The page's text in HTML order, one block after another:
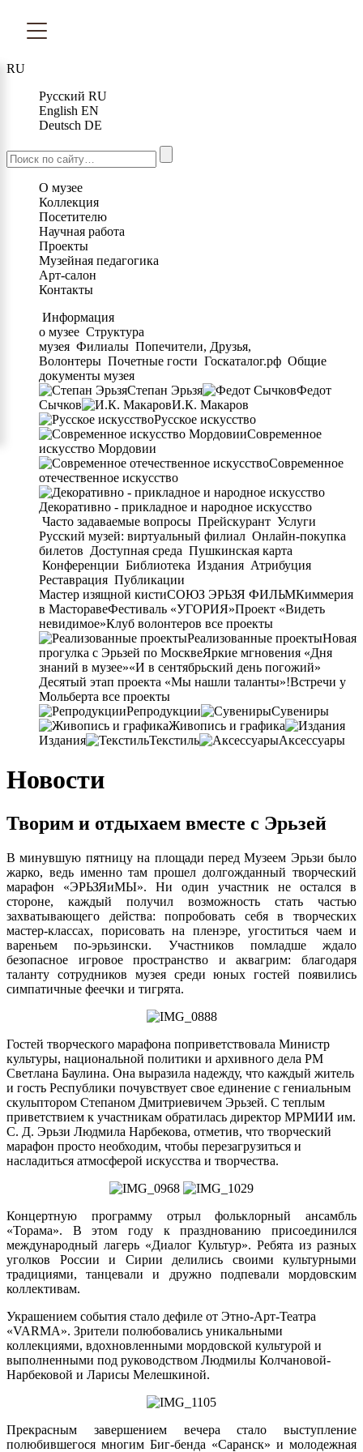
RU
Русский RU
English EN
Deutsch DE
О музее
Коллекция
Посетителю
Научная работа
Проекты
Музейная педагогика
Арт-салон
Контакты
Информация
о музее Структура
музея Филиалы Попечители, Друзья,
Волонтеры Почетные гости Госкаталог.рф Общие
документы музея
Степан Эрьзя
Федот
Сычков
И.К. Макаров
Русское искусство
Современное
искусство Мордовии
Современное
отечественное искусство
Декоративно - прикладное и народное искусство
Часто задаваемые вопросы Прейскурант Услуги
Русский музей: виртуальный филиал Онлайн-покупка
билетов Доступная среда Пушкинская карта
Конференции Библиотека Издания Атрибуция
Реставрация Публикации
Мастер изящной кистиСОЮЗ ЭРЬЗЯ ФИЛЬМКиммерия
в МасторавеФестиваль «УГОРИЯ»Проект «Видеть
невидимое»Клуб волонтеров все проекты
Реализованные проектыНовая
прогулка с Эрьзей по МосквеЯркие мгновения «Дня
знаний в музее»«И в сентябрьский день погожий»
Десятый этап проекта «Мы нашли таланты»!Встречи у
Мольберта все проекты
Репродукции
Сувениры
Живопись и графика
Издания
Текстиль Аксессуары
Новости
Творим и отдыхаем вместе с Эрьзей
В минувшую пятницу на площади перед Музеем Эрьзи было
жарко, ведь именно там прошел долгожданный творческий
марафон «ЭРЬЗЯиМЫ». Ни один участник не остался в
стороне, каждый получил возможность стать частью
захватывающего действа: попробовать себя в творческих
мастер-классах, порисовать на пленэре, угоститься чаем и
вареньем по-эрьзински. Участников помладше ждало
безопасное игровое пространство и аквагрим: благодаря
таланту сотрудников музея среди юных гостей появились
симпатичные феечки и тигрята.
Гостей творческого марафона поприветствовала Министр
культуры, национальной политики и архивного дела РМ
Светлана Баулина. Она выразила надежду, что каждый житель
и гость Республики почувствует свое единение с гениальным
скульптором Степаном Дмитриевичем Эрьзей. С теплым
приветствием к участникам обратилась директор МРМИИ им.
С. Д. Эрьзи Людмила Нарбекова, отметив, что творческий
марафон просто необходим, чтобы перезагрузиться и
насладиться атмосферой искусства и творчества.
Концертную программу отрыл фольклорный ансамбль
«Торама». В этом году к празднованию присоединился
международный лагерь «Диалог Культур». Ребята из разных
уголков России и Сирии делились своими культурными
традициями, танцевали и дружно подпевали мордовским
коллективам.
Украшением события стало дефиле от Этно-Арт-Театра
«VARMA». Зрители полюбовались уникальными
коллекциями, вдохновленными мордовской культурой и
выполненными под руководством Людмилы Колчановой-
Нарбековой и Ларисы Мелешкиной.
Прекрасным завершением вечера стало выступление
полюбившегося многим Биг-бенда «Саранск» и молодежная